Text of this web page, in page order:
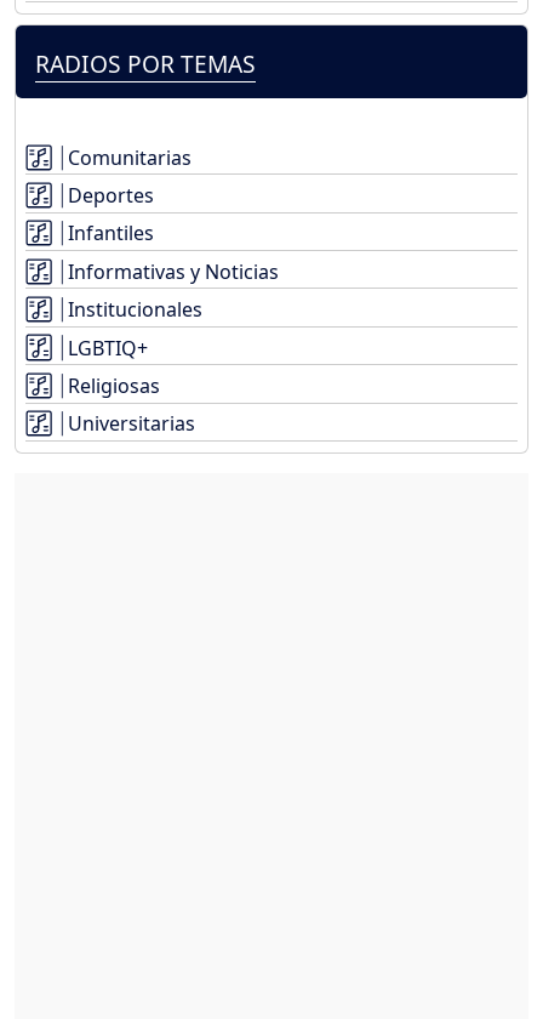
RADIOS POR TEMAS
Comunitarias
Deportes
Infantiles
Informativas y Noticias
Institucionales
LGBTIQ+
Religiosas
Universitarias